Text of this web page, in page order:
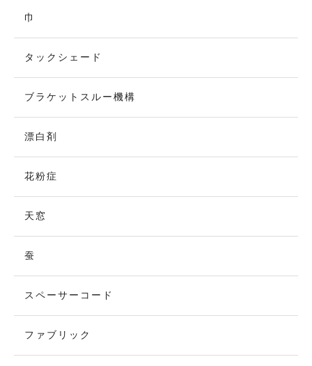
巾
タックシェード
ブラケットスルー機構
漂白剤
花粉症
天窓
蚕
スペーサーコード
ファブリック